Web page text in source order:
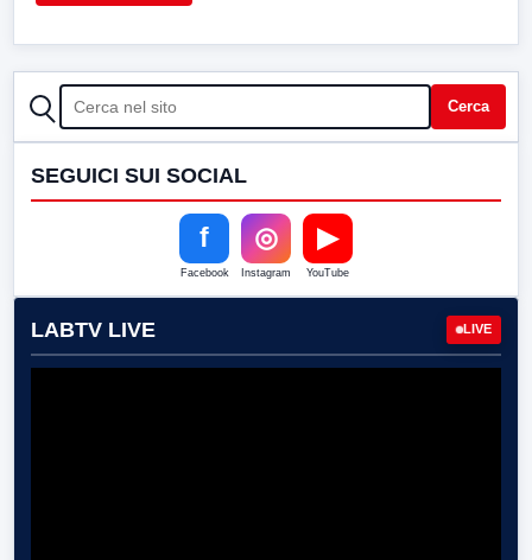
CERCA Cerca
SEGUICI SUI SOCIAL
f
Facebook
◎
Instagram
▶
YouTube
LABTV LIVE LIVE